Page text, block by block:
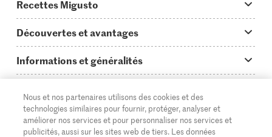
Recettes Migusto
Idées de menus
Plats principaux
Simple & vite prêt
Apéritif
Découvertes et avantages
On en parle...
Tutoriels
Glossaire des ingrédients
Informations et généralités
Questions concernant Migusto
Cuisiner avec Migusto
Service clientèle & contact
Supermarché
Migros Online
DE FR IT
Nous et nos partenaires utilisons des cookies et des
technologies similaires pour fournir, protéger, analyser et
améliorer nos services et pour personnaliser nos services et
publicités, aussi sur les sites web de tiers. Les données